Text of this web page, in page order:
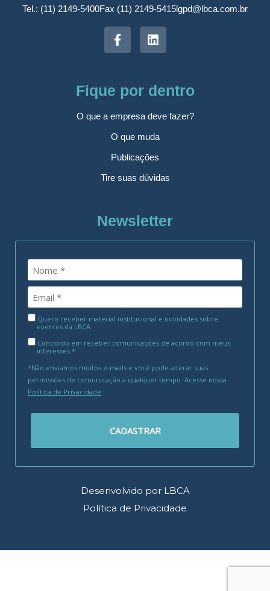
Tel.: (11) 2149-5400Fax (11) 2149-5415lgpd@lbca.com.br
Fique por dentro
O que a empresa deve fazer?
O que muda
Publicações
Tire suas dúvidas
Newsletter
Quero receber material institucional e novidades sobre
eventos da LBCA
Concordo em receber comunicações de acordo com meus
interesses.*
*Não enviamos muitos e-mails e você pode alterar suas
permissões de comunicação a qualquer tempo. Acesse nossa
Política de Privacidade.
CADASTRAR
Desenvolvido por LBCA
Política de Privacidade